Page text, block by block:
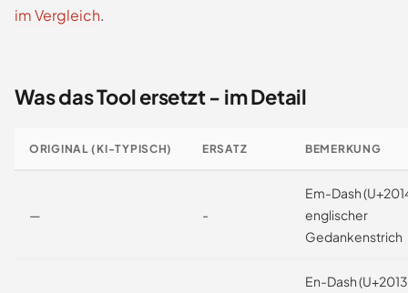
im Vergleich.
Was das Tool ersetzt - im Detail
ORIGINAL (KI-TYPISCH) ERSATZ BEMERKUNG
— -
Em-Dash
englischer
Gedankenstrich
En-Dash